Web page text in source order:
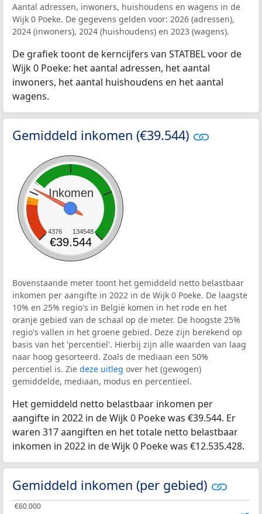
Aantal adressen, inwoners, huishoudens en wagens in de
Wijk 0 Poeke. De gegevens gelden voor: 2026 (adressen),
2024 (inwoners), 2024 (huishoudens) en 2023 (wagens).
De grafiek toont de kerncijfers van STATBEL voor de
Wijk 0 Poeke: het aantal adressen, het aantal
inwoners, het aantal huishoudens en het aantal
wagens.
Gemiddeld inkomen (€39.544)
Inkomen
4376 134548
€39.544
Bovenstaande meter toont het gemiddeld netto belastbaar
inkomen per aangifte in 2022 in de Wijk 0 Poeke. De laagste
10% en 25% regio's in België komen in het rode en het
oranje gebied van de schaal op de meter. De hoogste 25%
regio's vallen in het groene gebied. Deze zijn berekend op
basis van het 'percentiel'. Hierbij zijn alle waarden van laag
naar hoog gesorteerd. Zoals de mediaan een 50%
percentiel is. Zie deze uitleg over het (gewogen)
gemiddelde, mediaan, modus en percentieel.
Het gemiddeld netto belastbaar inkomen per
aangifte in 2022 in de Wijk 0 Poeke was €39.544. Er
waren 317 aangiften en het totale netto belastbaar
inkomen in 2022 in de Wijk 0 Poeke was €12.535.428.
Gemiddeld inkomen (per gebied)
€60.000
€60.000